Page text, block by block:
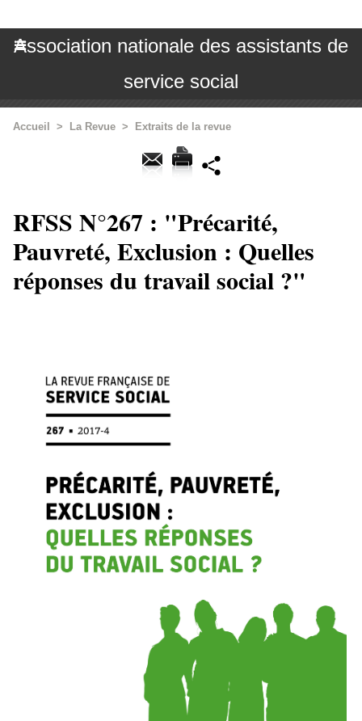
Association nationale des assistants de
service social
Accueil > La Revue > Extraits de la revue
RFSS N°267 : "Précarité,
Pauvreté, Exclusion : Quelles
réponses du travail social ?"